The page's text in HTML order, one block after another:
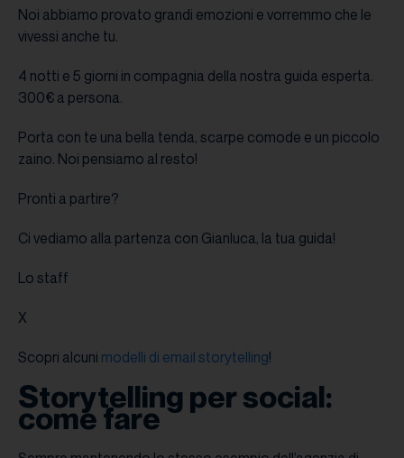
Noi abbiamo provato grandi emozioni e vorremmo che le
vivessi anche tu.
4 notti e 5 giorni in compagnia della nostra guida esperta.
300€ a persona.
Porta con te una bella tenda, scarpe comode e un piccolo
zaino. Noi pensiamo al resto!
Pronti a partire?
Ci vediamo alla partenza con Gianluca, la tua guida!
Lo staff
X
Scopri alcuni modelli di email storytelling!
Storytelling per social:
come fare